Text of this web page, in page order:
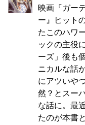
映画『ガー
ー』ヒット
たこのハワ
ックの主役
ーズ」後も
ニカルな話
にアツいや
然？とスー
な話に。最
たのが本書